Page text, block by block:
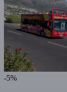
-5%